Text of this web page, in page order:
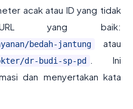
acak atau ID yang tidak
yang baik:
bedah-jantung atau
dr-budi-sp-pd
. Ini
dan menyertakan kata